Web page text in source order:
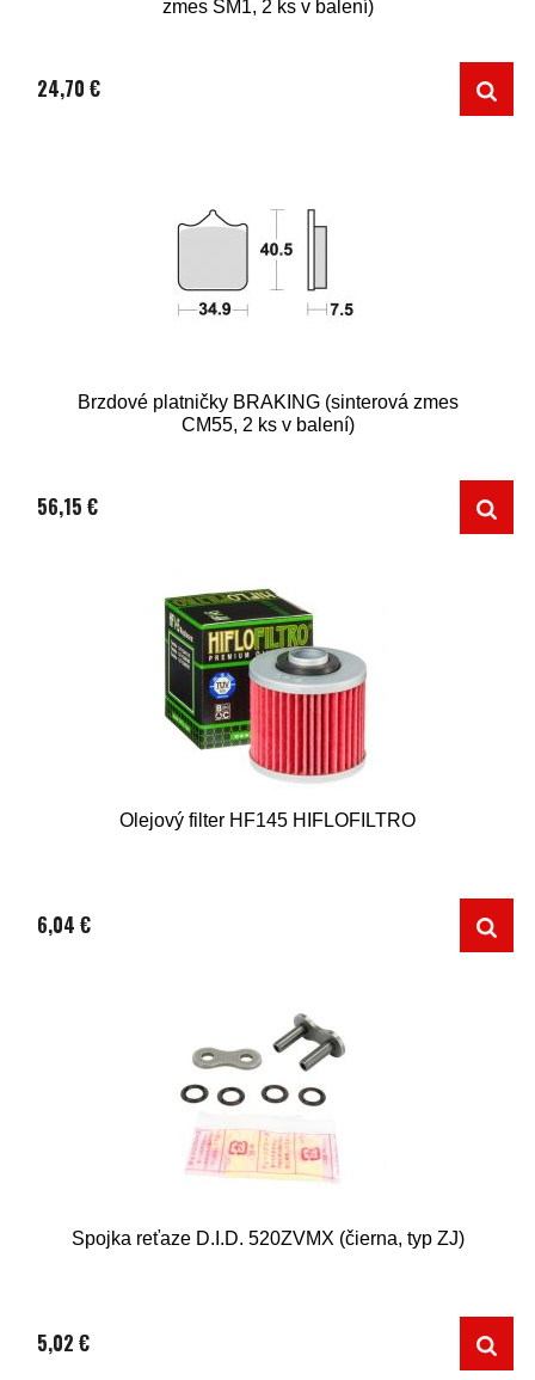
zmes SM1, 2 ks v balení)
24,70 €
Brzdové platničky BRAKING (sinterová zmes
CM55, 2 ks v balení)
56,15 €
Olejový filter HF145 HIFLOFILTRO
6,04 €
Spojka reťaze D.I.D. 520ZVMX (čierna, typ ZJ)
5,02 €